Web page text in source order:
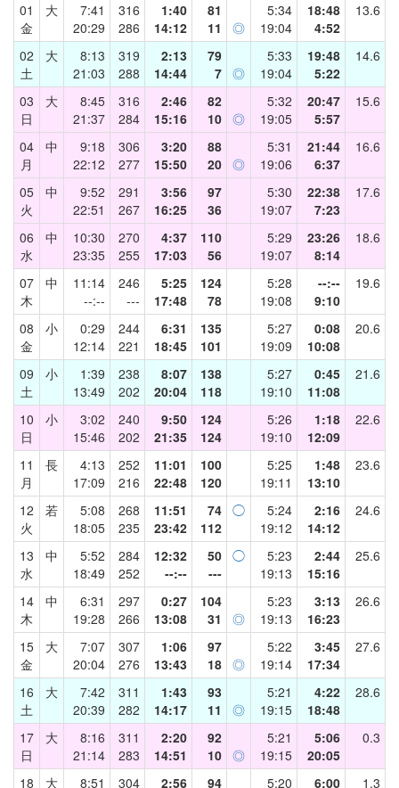
01
金
大
7:41
20:29
316
286
1:40
14:12
81
11
◎
5:34
19:04
18:48
4:52
13.6
02
土
大
8:13
21:03
319
288
2:13
14:44
79
7 ◎
5:33
19:04
19:48
5:22
14.6
03
日
大
8:45
21:37
316
284
2:46
15:16
82
10 ◎
5:32
19:05
20:47
5:57
15.6
04
月
中
9:18
22:12
306
277
3:20
15:50
88
20 ◎
5:31
19:06
21:44
6:37
16.6
05
火
中
9:52
22:51
291
267
3:56
16:25
97
36
5:30
19:07
22:38
7:23
17.6
06
水
中
10:30
23:35
270
255
4:37
17:03
110
56
5:29
19:07
23:26
8:14
18.6
07
木
中
11:14
--:--
246
---
5:25
17:48
124
78
5:28
19:08
--:--
9:10
19.6
08
金
小
0:29
12:14
244
221
6:31
18:45
135
101
5:27
19:09
0:08
10:08
20.6
09
土
小
1:39
13:49
238
202
8:07
20:04
138
118
5:27
19:10
0:45
11:08
21.6
10
日
小
3:02
15:46
240
202
9:50
21:35
124
124
5:26
19:10
1:18
12:09
22.6
11
月
長
4:13
17:09
252
216
11:01
22:48
100
120
5:25
19:11
1:48
13:10
23.6
12
火
若
5:08
18:05
268
235
11:51
23:42
74
112
◯
5:24
19:12
2:16
14:12
24.6
13
水
中
5:52
18:49
284
252
12:32
--:--
50
---
◯
5:23
19:13
2:44
15:16
25.6
14
木
中
6:31
19:28
297
266
0:27
13:08
104
31
◎
5:23
19:13
3:13
16:23
26.6
15
金
大
7:07
20:04
307
276
1:06
13:43
97
18 ◎
5:22
19:14
3:45
17:34
27.6
16
土
大
7:42
20:39
311
282
1:43
14:17
93
11
◎
5:21
19:15
4:22
18:48
28.6
17
日
大
8:16
21:14
311
283
2:20
14:51
92
10 ◎
5:21
19:15
5:06
20:05
0.3
18 大 8:51 304 2:56 94 5:20 6:00 1.3